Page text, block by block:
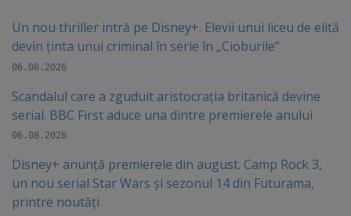
Un nou thriller intră pe Disney+. Elevii unui liceu de elită
devin ținta unui criminal în serie în „Cioburile”
06.08.2026
Scandalul care a zguduit aristocrația britanică devine
serial. BBC First aduce una dintre premierele anului
06.08.2026
Disney+ anunță premierele din august. Camp Rock 3,
un nou serial Star Wars și sezonul 14 din Futurama,
printre noutăți